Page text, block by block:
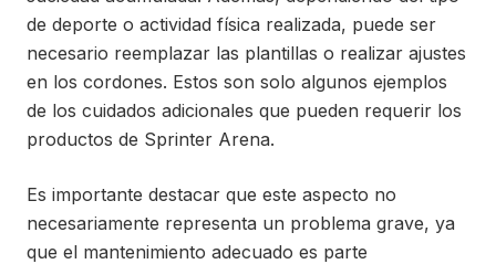
de deporte o actividad física realizada, puede ser
necesario reemplazar las plantillas o realizar ajustes
en los cordones. Estos son solo algunos ejemplos
de los cuidados adicionales que pueden requerir los
productos de Sprinter Arena.
Es importante destacar que este aspecto no
necesariamente representa un problema grave, ya
que el mantenimiento adecuado es parte